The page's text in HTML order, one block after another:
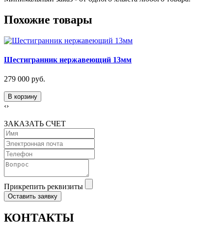
Похожие товары
Шестигранник нержавеющий 13мм
279 000 руб.
В корзину
‹›
ЗАКАЗАТЬ СЧЕТ
Прикрепить реквизиты
Оставить заявку
КОНТАКТЫ